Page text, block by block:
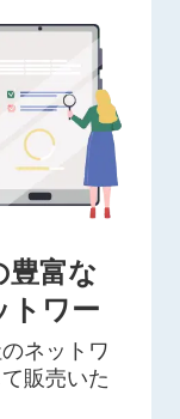
豊富な
トワー
ネットワ
販売いた